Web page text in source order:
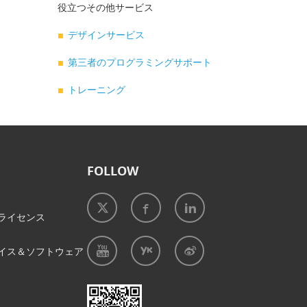
役立つその他サービス
デザインサービス
第三者のプログラミングサポート
トレーニング
イセンス
ス＆ソフトウェア
FOLLOW